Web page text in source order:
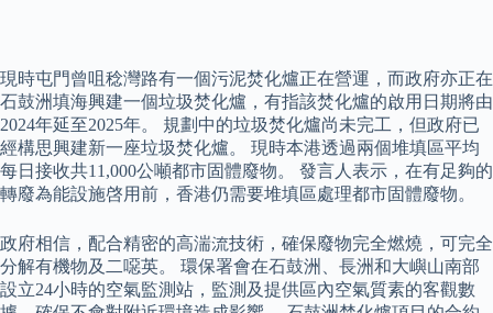
現時屯門曾咀稔灣路有一個污泥焚化爐正在營運，而政府亦正在
石鼓洲填海興建一個垃圾焚化爐，有指該焚化爐的啟用日期將由
2024年延至2025年。 規劃中的垃圾焚化爐尚未完工，但政府已
經構思興建新一座垃圾焚化爐。 現時本港透過兩個堆填區平均
每日接收共11,000公噸都市固體廢物。 發言人表示，在有足夠的
轉廢為能設施啓用前，香港仍需要堆填區處理都市固體廢物。
政府相信，配合精密的高湍流技術，確保廢物完全燃燒，可完全
分解有機物及二噁英。 環保署會在石鼓洲、長洲和大嶼山南部
設立24小時的空氣監測站，監測及提供區內空氣質素的客觀數